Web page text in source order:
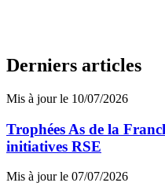
Derniers articles
Mis à jour le 10/07/2026
Trophées As de la
initiatives RSE
Mis à jour le 07/07/2026